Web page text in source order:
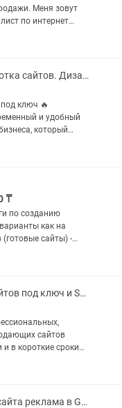
Меня зовут
по интернет
с опытом
Сайты. Разработка сайтов. Дизайн сайтов. Веб-дизайнер.
ключ 🔥
и удобный
который
вы
₸
по созданию
сайты) -
- цена от
Разработка сайтов под ключ и SEO оптимизация
сайтов
в короткие сроки
по стандартам
Продвижения сайта реклама в Google и Яндекс